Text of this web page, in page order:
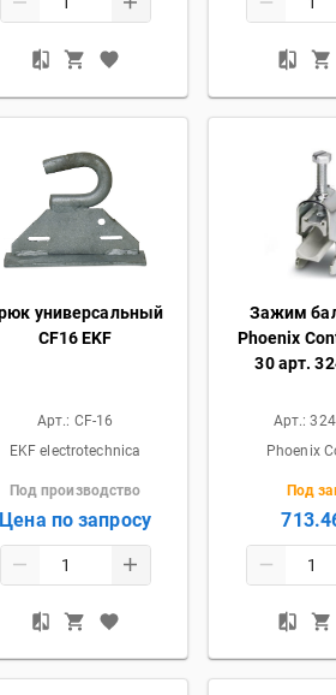
универсальный
CF16 EKF
Арт.: CF-16
EKF electrotechnica
Под производство
Цена по запросу
Зажим
Phoenix
30 арт.
Арт.:
Phoenix
Под